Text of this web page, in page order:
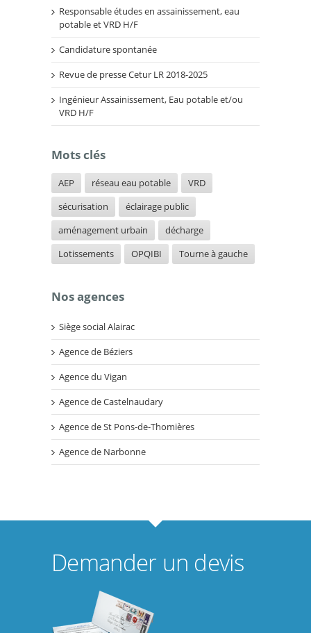
Responsable études en assainissement, eau
potable et VRD H/F
Candidature spontanée
Revue de presse Cetur LR 2018-2025
Ingénieur Assainissement, Eau potable et/ou
VRD H/F
Mots clés
AEP réseau eau potable
VRD
sécurisation
éclairage public
aménagement urbain
décharge
Lotissements
OPQIBI Tourne à gauche
Nos agences
Siège social Alairac
Agence de Béziers
Agence du Vigan
Agence de Castelnaudary
Agence de St Pons-de-Thomières
Agence de Narbonne
Demander un devis